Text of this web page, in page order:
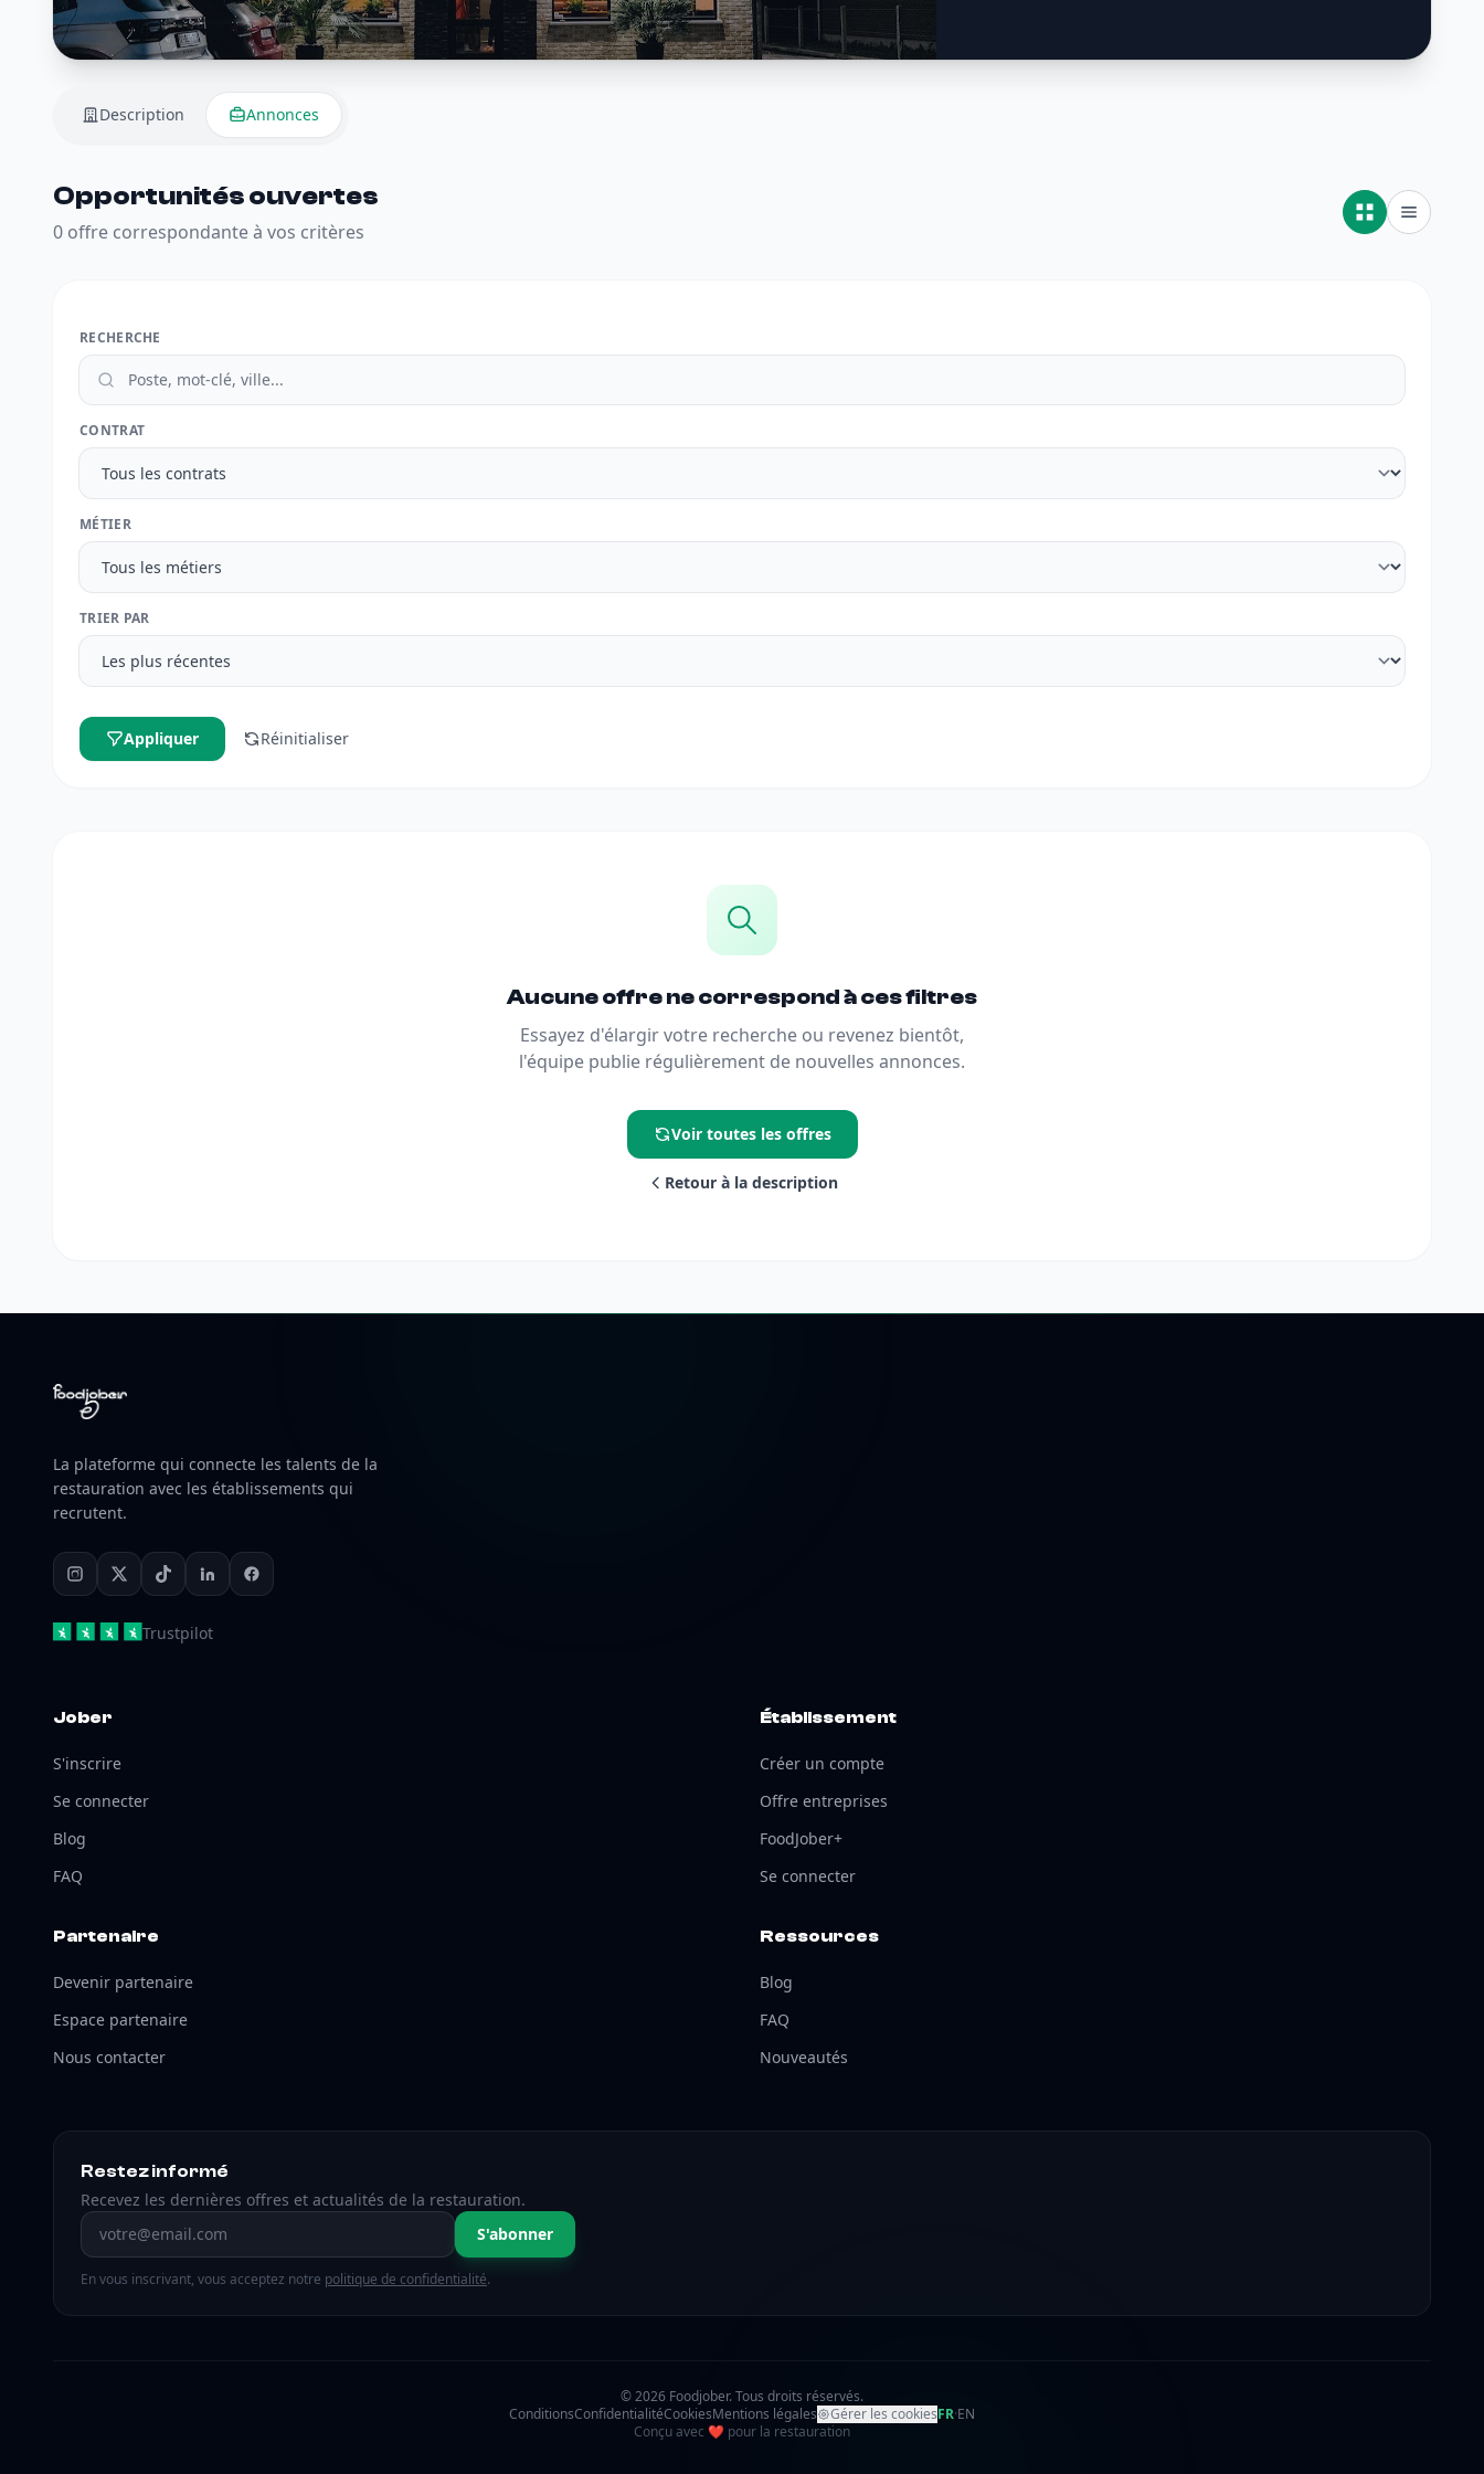
Description Annonces
Opportunités ouvertes
0 offre correspondante à vos critères
RECHERCHE
CONTRAT
MÉTIER
TRIER PAR
Appliquer Réinitialiser
Aucune offre ne correspond à ces filtres
Essayez d'élargir votre recherche ou revenez bientôt,
l'équipe publie régulièrement de nouvelles annonces.
Voir toutes les offres
Retour à la description
La plateforme qui connecte les talents de la
restauration avec les établissements qui
recrutent.
Trustpilot
Jober
S'inscrire
Se connecter
Blog
FAQ
Établissement
Créer un compte
Offre entreprises
FoodJober+
Se connecter
Partenaire
Devenir partenaire
Espace partenaire
Nous contacter
Ressources
Blog
FAQ
Nouveautés
Restez informé
Recevez les dernières offres et actualités de la restauration.
Adresse email S'abonner
En vous inscrivant, vous acceptez notre politique de confidentialité.
© 2026 Foodjober. Tous droits réservés.
ConditionsConfidentialitéCookiesMentions légales Gérer les cookiesFR·EN
Conçu avec ❤ amour
pour la restauration